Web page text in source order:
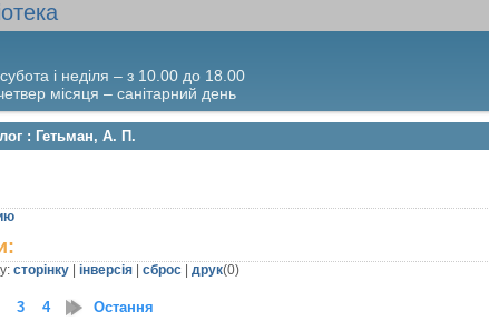
і неділя – з 10.00 до 18.00
місяця – санітарний день
: Гетьман, А. П.
сторінку інверсія сброс друк(0)
3 4 Остання